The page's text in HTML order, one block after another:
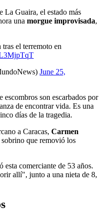
La Guaira, el estado más
una morgue improvisada,
el terremoto en
June 25,
son escarbados por
de encontrar vida. Es una
días de la tragedia.
a Caracas, Carmen
sobrino que removió los
comerciante de 53 años.
allí", junto a una nieta de 8,